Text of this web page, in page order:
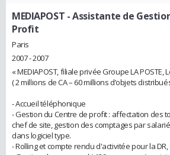
MEDIAPOST - Assistante de
Profit
Paris
2007 - 2007
« MEDIAPOST, filiale privée Groupe LA POSTE,
( 2 millions de CA – 60 millions d’objets
- Accueil téléphonique
- Gestion du Centre de profit : affectation des
chef de site, gestion des comptages par
dans logiciel type.
- Rolling et compte rendu d'activitée pour la DR,